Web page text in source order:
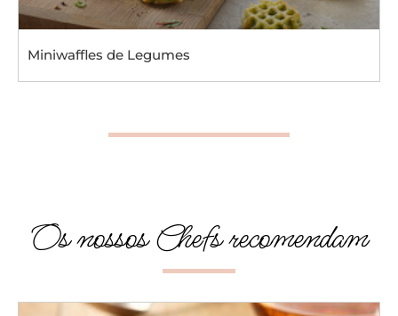
Miniwaffles de Legumes
Os nossos Chefs recomendam